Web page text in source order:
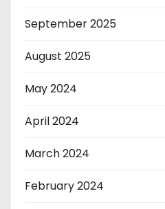
September 2025
August 2025
May 2024
April 2024
March 2024
February 2024